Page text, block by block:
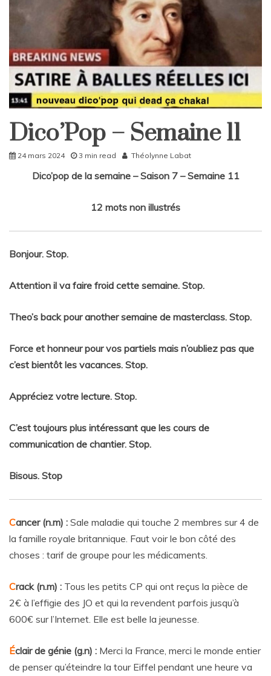
DicoPop
Dico’Pop – Semaine 11
24 mars 2024 3 min read Théolynne Labat
Dico’pop de la semaine – Saison 7 – Semaine 11
12 mots non illustrés
Bonjour. Stop.
Attention il va faire froid cette semaine. Stop.
Theo’s back pour another semaine de masterclass. Stop.
Force et honneur pour vos partiels mais n’oubliez pas que
c’est bientôt les vacances. Stop.
Appréciez votre lecture. Stop.
C’est toujours plus intéressant que les cours de
communication de chantier. Stop.
Bisous. Stop
Cancer (n.m) : Sale maladie qui touche 2 membres sur 4 de
la famille royale britannique. Faut voir le bon côté des
choses : tarif de groupe pour les médicaments.
Crack (n.m) : Tous les petits CP qui ont reçus la pièce de
2€ à l’effigie des JO et qui la revendent parfois jusqu’à
600€ sur l’Internet. Elle est belle la jeunesse.
Éclair de génie (g.n) : Merci la France, merci le monde entier
de penser qu’éteindre la tour Eiffel pendant une heure va